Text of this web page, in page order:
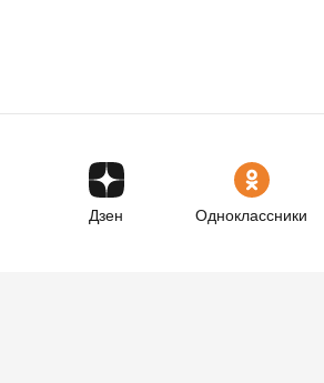
Дзен Одноклассники